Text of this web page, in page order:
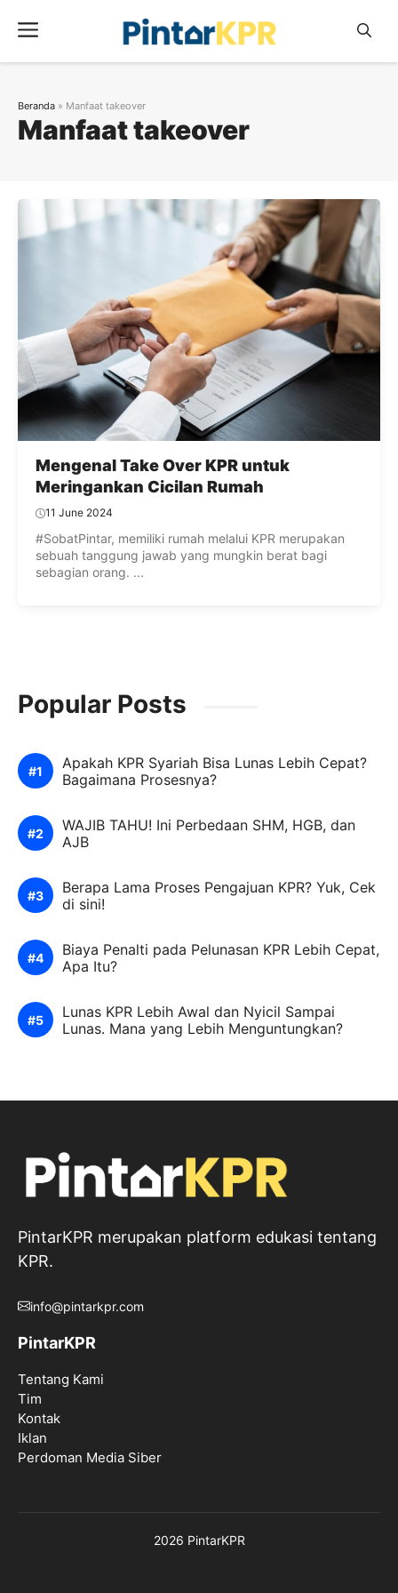
Menu
Manfaat takeover
Beranda » Manfaat takeover
Mengenal Take Over KPR untuk
Meringankan Cicilan Rumah
11 June 2024
#SobatPintar, memiliki rumah melalui KPR merupakan
sebuah tanggung jawab yang mungkin berat bagi
sebagian orang. ...
Popular Posts
Apakah KPR Syariah Bisa Lunas Lebih Cepat?
Bagaimana Prosesnya?
WAJIB TAHU! Ini Perbedaan SHM, HGB, dan
AJB
Berapa Lama Proses Pengajuan KPR? Yuk, Cek
di sini!
Biaya Penalti pada Pelunasan KPR Lebih Cepat,
Apa Itu?
Lunas KPR Lebih Awal dan Nyicil Sampai
Lunas. Mana yang Lebih Menguntungkan?
PintarKPR merupakan platform edukasi tentang
KPR.
info@pintarkpr.com
PintarKPR
Tentang Kami
Tim
Kontak
Iklan
Perdoman Media Siber
2026 PintarKPR